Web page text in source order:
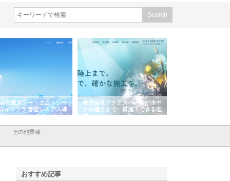
会社アクアスペースが水中
陸上まで一貫施工できる理
株式会社地盤調査事務所が選ば
れ続ける理由と建設コンサルの
強み
その他業種
おすすめ記事